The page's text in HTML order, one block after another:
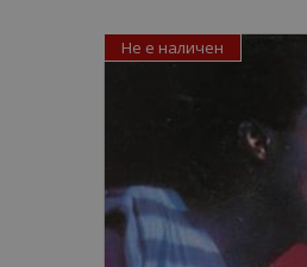
Не е наличен